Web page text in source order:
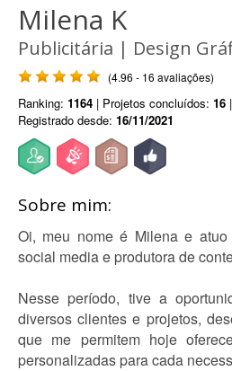
Milena K
Publicitária | Design
(4.96 - 16 avaliações)
Ranking: 1164 | Projetos concluídos: 16
Registrado desde: 16/11/2021
Sobre mim:
Oi, meu nome é Milena e atuo
social media e produtora de
Nesse período, tive a
diversos clientes e projetos,
que me permitem hoje
personalizadas para cada